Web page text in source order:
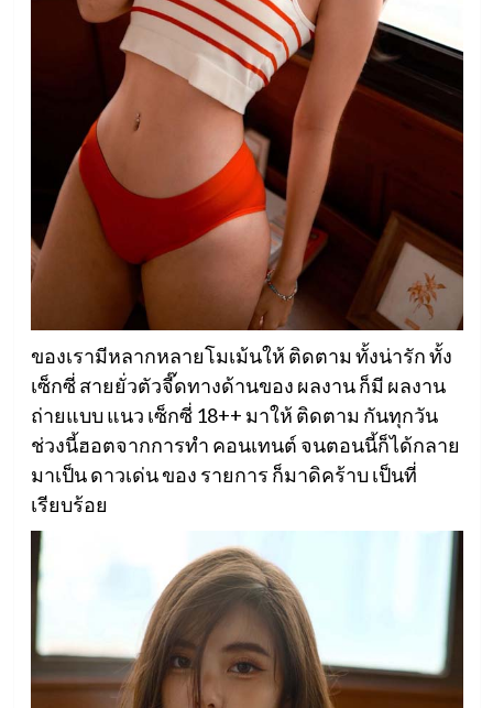
ของเรามีหลากหลายโมเม้นให้ ติดตาม ทั้งน่ารัก ทั้ง
เซ็กซี่ สายยั่วตัวจี๊ดทางด้านของ ผลงาน ก็มี ผลงาน
ถ่ายแบบ แนว เซ็กซี่ 18++ มาให้ ติดตาม กันทุกวัน
ช่วงนี้ฮอตจากการทำ คอนเทนต์ จนตอนนี้ก็ได้กลาย
มาเป็น ดาวเด่น ของ รายการ ก็มาดิคร้าบ เป็นที่
เรียบร้อย